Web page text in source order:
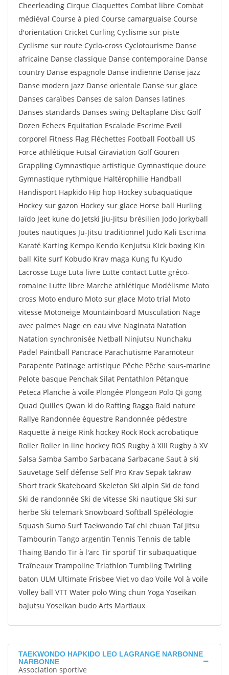
Cheerleading Cirque Claquettes Combat libre Combat
médiéval Course à pied Course camarguaise Course
d'orientation Cricket Curling Cyclisme sur piste
Cyclisme sur route Cyclo-cross Cyclotourisme Danse
africaine Danse classique Danse contemporaine Danse
country Danse espagnole Danse indienne Danse jazz
Danse modern jazz Danse orientale Danse sur glace
Danses caraïbes Danses de salon Danses latines
Danses standards Danses swing Deltaplane Disc Golf
Dozen Echecs Equitation Escalade Escrime Eveil
corporel Fitness Flag Fléchettes Football Football US
Force athlétique Futsal Giraviation Golf Gouren
Grappling Gymnastique artistique Gymnastique douce
Gymnastique rythmique Haltérophilie Handball
Handisport Hapkido Hip hop Hockey subaquatique
Hockey sur gazon Hockey sur glace Horse ball Hurling
Iaïdo Jeet kune do Jetski Jiu-Jitsu brésilien Jodo Jorkyball
Joutes nautiques Ju-Jitsu traditionnel Judo Kali Escrima
Karaté Karting Kempo Kendo Kenjutsu Kick boxing Kin
ball Kite surf Kobudo Krav maga Kung fu Kyudo
Lacrosse Luge Luta livre Lutte contact Lutte gréco-
romaine Lutte libre Marche athlétique Modélisme Moto
cross Moto enduro Moto sur glace Moto trial Moto
vitesse Motoneige Mountainboard Musculation Nage
avec palmes Nage en eau vive Naginata Natation
Natation synchronisée Netball Ninjutsu Nunchaku
Padel Paintball Pancrace Parachutisme Paramoteur
Parapente Patinage artistique Pêche Pêche sous-marine
Pelote basque Penchak Silat Pentathlon Pétanque
Peteca Planche à voile Plongée Plongeon Polo Qi gong
Quad Quilles Qwan ki do Rafting Ragga Raid nature
Rallye Randonnée équestre Randonnée pédestre
Raquette à neige Rink hockey Rock Rock acrobatique
Roller Roller in line hockey ROS Rugby à XIII Rugby à XV
Salsa Samba Sambo Sarbacana Sarbacane Saut à ski
Sauvetage Self défense Self Pro Krav Sepak takraw
Short track Skateboard Skeleton Ski alpin Ski de fond
Ski de randonnée Ski de vitesse Ski nautique Ski sur
herbe Ski telemark Snowboard Softball Spéléologie
Squash Sumo Surf Taekwondo Taï chi chuan Taï jitsu
Tambourin Tango argentin Tennis Tennis de table
Thaing Bando Tir à l'arc Tir sportif Tir subaquatique
Traîneaux Trampoline Triathlon Tumbling Twirling
baton ULM Ultimate Frisbee Viet vo dao Voile Vol à voile
Volley ball VTT Water polo Wing chun Yoga Yoseikan
bajutsu Yoseikan budo Arts Martiaux
TAEKWONDO HAPKIDO LEO LAGRANGE NARBONNE
NARBONNE
Association sportive